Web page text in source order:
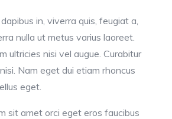
in, viverra quis, feugiat a,
nulla ut metus varius laoreet.
ultricies nisi vel augue. Curabitur
Nam eget dui etiam rhoncus
eget.
sit amet orci eget eros faucibus